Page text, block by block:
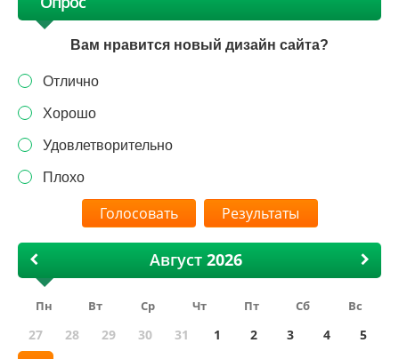
Вам нравится новый дизайн сайта?
Отлично
Хорошо
Удовлетворительно
Плохо
Результаты
Август
Пн Вт Ср Чт Пт Сб Вс
27 28 29 30 31 1 2 3 4
5